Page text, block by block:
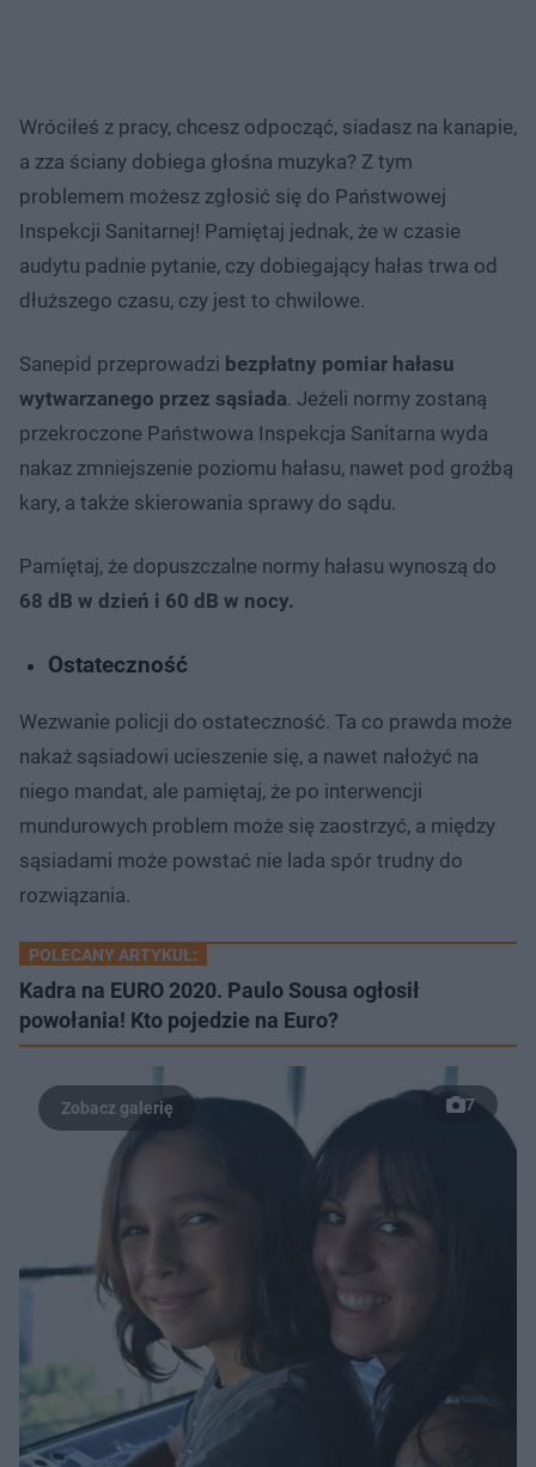
Wróciłeś z pracy, chcesz odpocząć, siadasz na kanapie,
a zza ściany dobiega głośna muzyka? Z tym
problemem możesz zgłosić się do Państwowej
Inspekcji Sanitarnej! Pamiętaj jednak, że w czasie
audytu padnie pytanie, czy dobiegający hałas trwa od
dłuższego czasu, czy jest to chwilowe.
Sanepid przeprowadzi bezpłatny pomiar hałasu
wytwarzanego przez sąsiada. Jeżeli normy zostaną
przekroczone Państwowa Inspekcja Sanitarna wyda
nakaz zmniejszenie poziomu hałasu, nawet pod groźbą
kary, a także skierowania sprawy do sądu.
Pamiętaj, że dopuszczalne normy hałasu wynoszą do
68 dB w dzień i 60 dB w nocy.
Ostateczność
Wezwanie policji do ostateczność. Ta co prawda może
nakaż sąsiadowi ucieszenie się, a nawet nałożyć na
niego mandat, ale pamiętaj, że po interwencji
mundurowych problem może się zaostrzyć, a między
sąsiadami może powstać nie lada spór trudny do
rozwiązania.
POLECANY ARTYKUŁ:
Kadra na EURO 2020. Paulo Sousa ogłosił
powołania! Kto pojedzie na Euro?
7